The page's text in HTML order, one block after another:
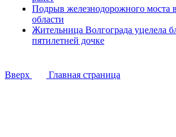
Подрыв железнодорожного моста
области
Жительница Волгограда уцелела
пятилетней дочке
Вверх Главная страница